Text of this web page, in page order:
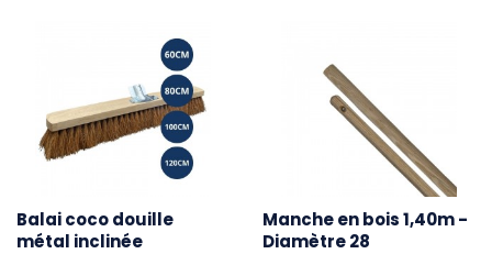
Balai coco douille
métal inclinée
Manche en bois 1,40m -
Diamètre 28